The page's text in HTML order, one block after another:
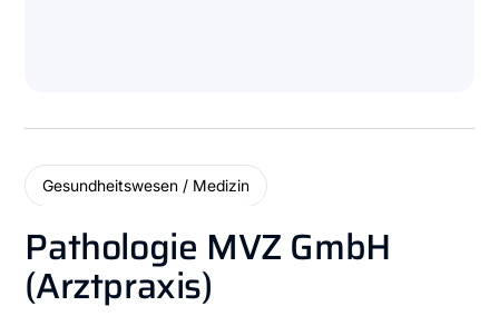
Gesundheitswesen / Medizin
Pathologie MVZ GmbH
(Arztpraxis)